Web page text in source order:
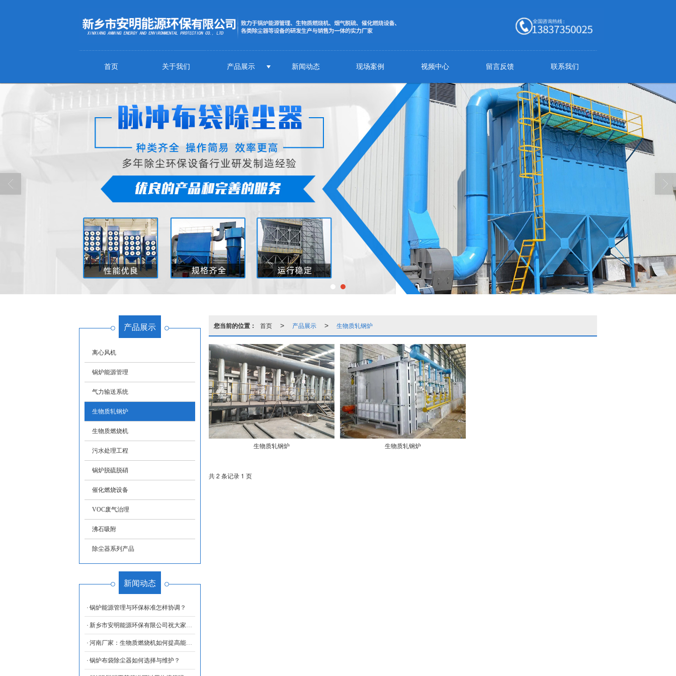
首页 关于我们 产品展示 新闻动态 现场案例 视频中心 留言反馈 联系我们
您当前的位置： 首页 > 产品展示 > 生物质轧钢炉
生物质轧钢炉 生物质轧钢炉
共 2 条记录 1 页
产品展示
离心风机
锅炉能源管理
气力输送系统
生物质轧钢炉
生物质燃烧机
污水处理工程
锅炉脱硫脱硝
催化燃烧设备
VOC废气治理
沸石吸附
除尘器系列产品
新闻动态
锅炉能源管理与环保标准怎样协调？
新乡市安明能源环保有限公司祝大家国庆节快乐！
河南厂家：生物质燃烧机如何提高能源利用率？
锅炉布袋除尘器如何选择与维护？